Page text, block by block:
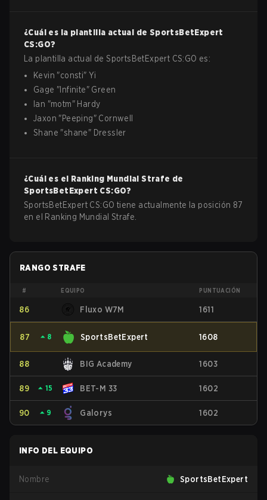
¿Cuál es la plantilla actual de SportsBetExpert
CS:GO?
La plantilla actual deSportsBetExpert CS:GO es:
Kevin "consti"Yi
Gage " Infinite" Green
Ian "motm" Hardy
Jaxon "Peeping" Cornwell
Shane "shane" Dressler
¿Cuál es el Ranking Mundial Strafe de
SportsBetExpert CS:GO?
SportsBetExpert CS:GO tiene actualmente la posición 87
en el Ranking Mundial Strafe.
RANGO STRAFE
# EQUIPO PUNTUACIÓN
86 Fluxo W7M 1611
87 ⏶ 8 SportsBetExpert 1608
88 BIG Academy 1603
89 ⏶ 15 BET-M 33 1602
90 ⏶ 9 Galorys 1602
INFO DEL EQUIPO
Nombre SportsBetExpert